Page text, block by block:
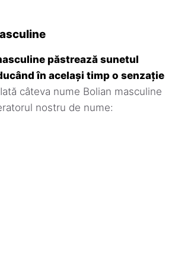
păstrează sunetul
în același timp o senzație
Iată câteva nume Bolian masculine
nostru de nume: